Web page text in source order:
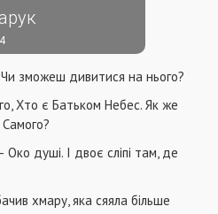
Чи зможеш дивитися на нього?
Хто є Батьком Небес. Як же
Око душі. І двоє сліпі там, де
хмару, яка сяяла більше